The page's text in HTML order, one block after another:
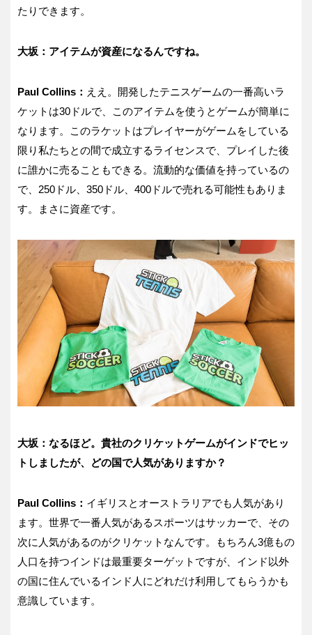
たりできます。
大坂：アイテムが資産になるんですね。
Paul Collins： ええ。開発したテニスゲームの一番高いラ
ケットは30ドルで、このアイテムを使うとゲームが簡単に
なります。このラケットはプレイヤーがゲームをしている
限り私たちとの間で成立するライセンスで、プレイした後
に誰かに売ることもできる。流動的な価値を持っているの
で、250ドル、350ドル、400ドルで売れる可能性もありま
す。まさに資産です。
大坂：なるほど。貴社のクリケットゲームがインドでヒッ
トしましたが、どの国で人気がありますか？
Paul Collins： イギリスとオーストラリアでも人気があり
ます。世界で一番人気があるスポーツはサッカーで、その
次に人気があるのがクリケットなんです。もちろん3億もの
人口を持つインドは最重要ターゲットですが、インド以外
の国に住んでいるインド人にどれだけ利用してもらうかも
意識しています。